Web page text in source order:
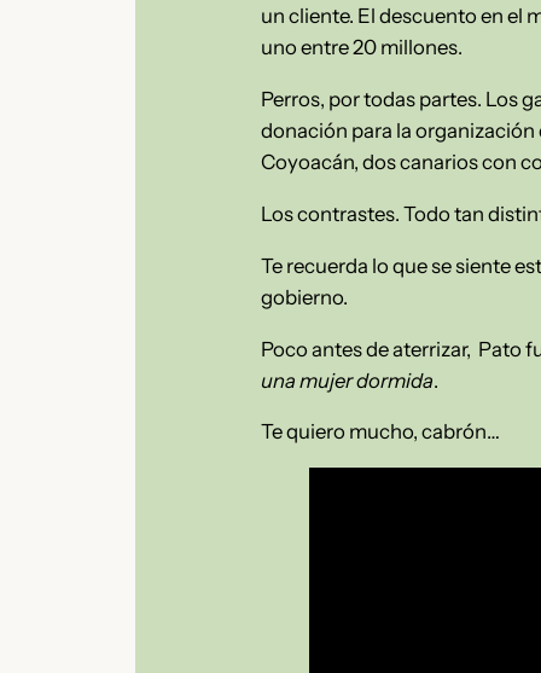
un cliente. El descuento en el
uno entre 20 millones.
Perros, por todas partes. Los
donación para la organización
Coyoacán, dos canarios con
Los contrastes. Todo tan
Te recuerda lo que se siente
gobierno.
Poco antes de aterrizar, Pato
una mujer dormida.
Te quiero mucho, cabrón…